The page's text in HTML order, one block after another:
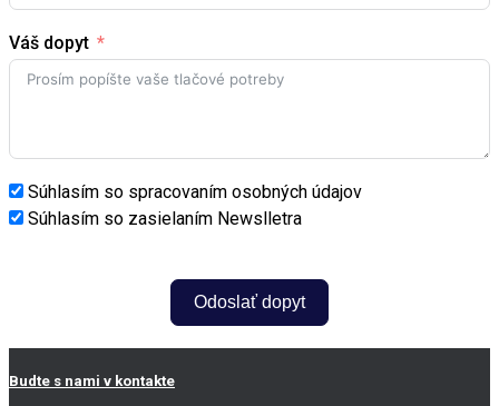
Váš dopyt
Súhlasím so spracovaním osobných údajov
Súhlasím so zasielaním Newslletra
Odoslať dopyt
Budte s nami v kontakte